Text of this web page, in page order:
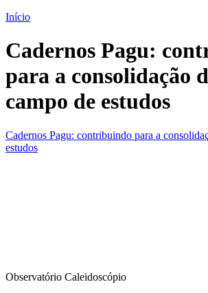
Início
Cadernos Pagu:
para a consolidação
campo de estudos
Cadernos Pagu: contribuindo para a
estudos
Observatório Caleidoscópio